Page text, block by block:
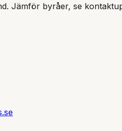
. Jämför byråer, se